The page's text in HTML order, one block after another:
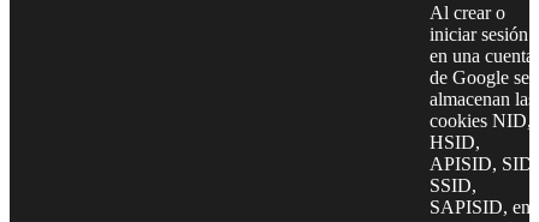
Al crear o
iniciar sesión
en una cuenta
de Google se
almacenan las
cookies NID,
HSID,
APISID, SID,
SSID,
SAPISID, en